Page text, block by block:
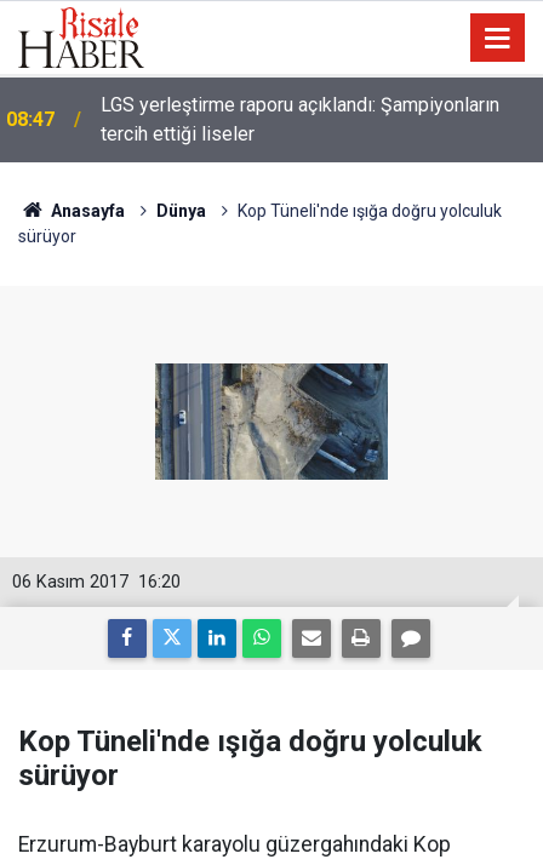
08:35 Erciyes'te 'Perseid meteor yağmuru' izlenecek
Anasayfa Dünya
Kop Tüneli'nde ışığa doğru yolculuk
sürüyor
16:20
06 Kasım 2017
Kop Tüneli'nde ışığa doğru yolculuk
sürüyor
Erzurum-Bayburt karayolu güzergahındaki Kop